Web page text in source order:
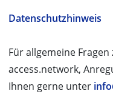
Datenschutzhinweis
Für allgemeine
access.network,
Ihnen gerne unter